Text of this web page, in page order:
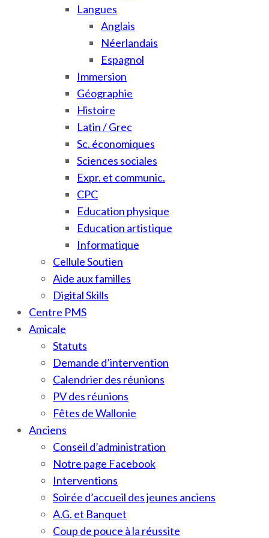
Langues
Anglais
Néerlandais
Espagnol
Immersion
Géographie
Histoire
Latin / Grec
Sc. économiques
Sciences sociales
Expr. et communic.
CPC
Education physique
Education artistique
Informatique
Cellule Soutien
Aide aux familles
Digital Skills
Centre PMS
Amicale
Statuts
Demande d’intervention
Calendrier des réunions
PV des réunions
Fêtes de Wallonie
Anciens
Conseil d’administration
Notre page Facebook
Interventions
Soirée d’accueil des jeunes anciens
A.G. et Banquet
Coup de pouce à la réussite